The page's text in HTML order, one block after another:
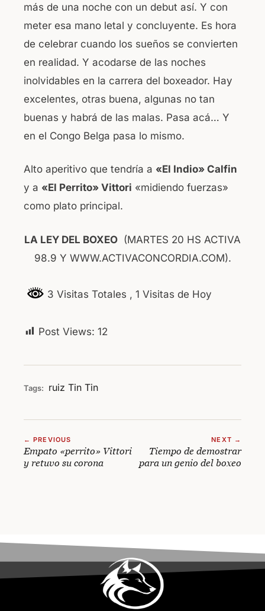
más de una noche con un debut así. Y con
meter esa mano letal y concluyente. Es hora
de celebrar cuando los sueños se convierten
en realidad. Y acodarse de las noches
inolvidables en la carrera del boxeador. Hay
excelentes, otras buena, algunas no tan
buenas y habrá de las malas. Pasa acá… Y
en el Congo Belga pasa lo mismo.
Alto aperitivo que tendría a «El Indio» Calfin
y a «El Perrito» Vittori «midiendo fuerzas»
como plato principal.
LA LEY DEL BOXEO (MARTES 20 HS ACTIVA
98.9 Y WWW.ACTIVACONCORDIA.COM).
3 Visitas Totales , 1 Visitas de Hoy
Post Views: 12
Tags: ruiz Tin Tin
← PREVIOUS
Empato «perrito» Vittori
y retuvo su corona
NEXT →
Tiempo de demostrar
para un genio del boxeo